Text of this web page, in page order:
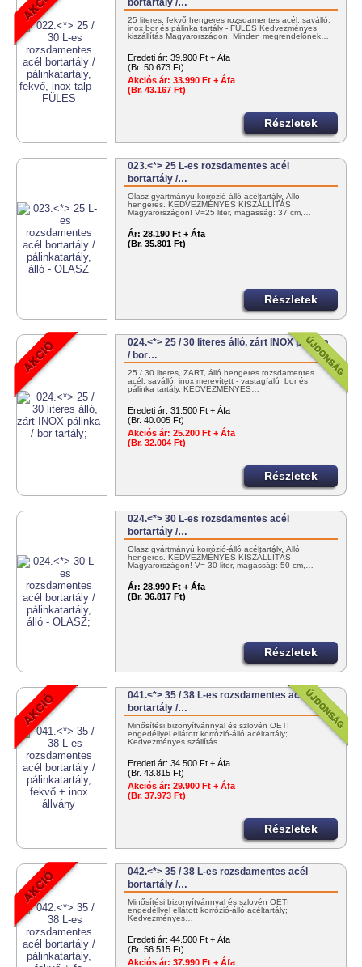
bortartály /…
25 literes, fekvő hengeres rozsdamentes acél, saválló,
inox bor és pálinka tartály - FÜLES Kedvezményes
kiszállítás Magyarországon! Minden megrendelőnek…
Eredeti ár: 39.900 Ft + Áfa
(Br. 50.673 Ft)
Akciós ár: 33.990 Ft + Áfa
(Br. 43.167 Ft)
Részletek
023.<*> 25 L-es rozsdamentes acél
bortartály /…
Olasz gyártmányú korrózió-álló acéltartály. Álló
hengeres. KEDVEZMÉNYES KISZÁLLÍTÁS
Magyarországon! V=25 liter, magasság: 37 cm,…
Ár: 28.190 Ft + Áfa
(Br. 35.801 Ft)
Részletek
024.<*> 25 / 30 literes álló, zárt INOX pálinka
/ bor…
25 / 30 literes, ZÁRT, álló hengeres rozsdamentes
acél, saválló, inox merevített - vastagfalú bor és
pálinka tartály. KEDVEZMÉNYES…
Eredeti ár: 31.500 Ft + Áfa
(Br. 40.005 Ft)
Akciós ár: 25.200 Ft + Áfa
(Br. 32.004 Ft)
Részletek
024.<*> 30 L-es rozsdamentes acél
bortartály /…
Olasz gyártmányú korrózió-álló acéltartály. Álló
hengeres. KEDVEZMÉNYES KISZÁLLÍTÁS
Magyarországon! V= 30 liter, magasság: 50 cm,…
Ár: 28.990 Ft + Áfa
(Br. 36.817 Ft)
Részletek
041.<*> 35 / 38 L-es rozsdamentes acél
bortartály /…
Minősítési bizonyítvánnyal és szlovén OÉTI
engedéllyel ellátott korrózió-álló acéltartály;
Kedvezményes szállítás…
Eredeti ár: 34.500 Ft + Áfa
(Br. 43.815 Ft)
Akciós ár: 29.900 Ft + Áfa
(Br. 37.973 Ft)
Részletek
042.<*> 35 / 38 L-es rozsdamentes acél
bortartály /…
Minősítési bizonyítvánnyal és szlovén OÉTI
engedéllyel ellátott korrózió-álló acéltartály;
Kedvezményes…
Eredeti ár: 44.500 Ft + Áfa
(Br. 56.515 Ft)
Akciós ár: 37.990 Ft + Áfa